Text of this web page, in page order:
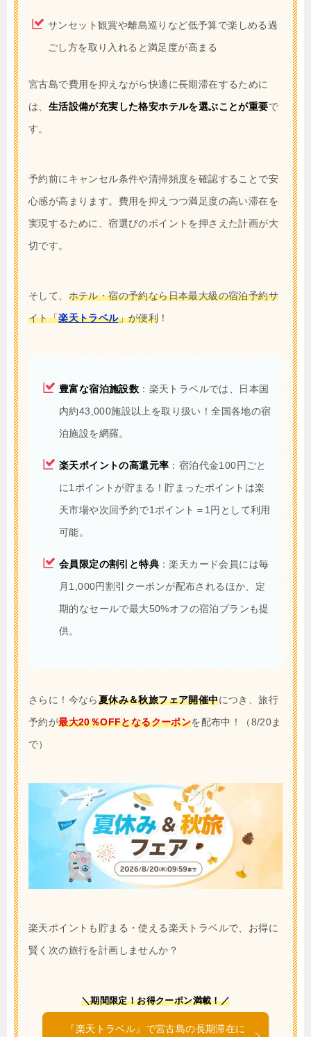
サンセット観賞や離島巡りなど低予算で楽しめる過
ごし方を取り入れると満足度が高まる
宮古島で費用を抑えながら快適に長期滞在するために
は、 生活設備が充実した格安ホテルを選ぶことが重要で
す。
予約前にキャンセル条件や清掃頻度を確認することで安
心感が高まります。費用を抑えつつ満足度の高い滞在を
実現するために、宿選びのポイントを押さえた計画が大
切です。
そして、 ホテル・宿の予約なら日本最大級の宿泊予約サ
イト「楽天トラベル」が便利 ！
豊富な宿泊施設数 ：楽天トラベルでは、日本国
内約43,000施設以上を取り扱い！全国各地の宿
泊施設を網羅。
楽天ポイントの高還元率 ：宿泊代金100円ごと
に1ポイントが貯まる！貯まったポイントは楽
天市場や次回予約で1ポイント＝1円として利用
可能。
会員限定の割引と特典 ：楽天カード会員には毎
月1,000円割引クーポンが配布されるほか、定
期的なセールで最大50%オフの宿泊プランも提
供。
さらに！今なら夏休み＆秋旅フェア開催中につき、旅行
予約が最大20％OFFとなるクーポンを配布中！（8/20ま
で）
楽天ポイントも貯まる・使える楽天トラベルで、お得に
賢く次の旅行を計画しませんか？
＼期間限定！お得クーポン満載！／
『楽天トラベル』で宮古島の長期滞在に